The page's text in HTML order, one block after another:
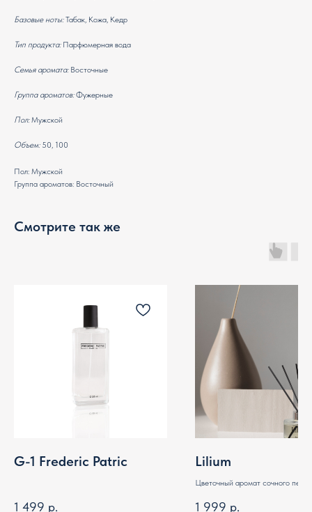
Базовые ноты:Табак, Кожа, Кедр
Тип продукта:Парфюмерная вода
Семья аромата:Восточные
Группа ароматов:Фужерные
Пол:Мужской
Объем:50, 100
Пол: Мужской
Группа ароматов: Восточный
Смотрите так же
G-1 Frederic Patric
1 499 р.
Lilium
Цветочный аромат сочного
1 999 р.